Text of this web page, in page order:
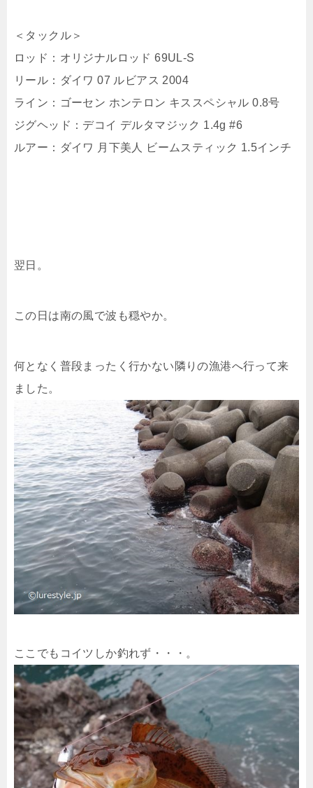
＜タックル＞
ロッド：オリジナルロッド 69UL-S
リール：ダイワ 07 ルビアス 2004
ライン：ゴーセン ホンテロン キススペシャル 0.8号
ジグヘッド：デコイ デルタマジック 1.4g #6
ルアー：ダイワ 月下美人 ビームスティック 1.5インチ
翌日。
この日は南の風で波も穏やか。
何となく普段まったく行かない隣りの漁港へ行って来
ました。
ここでもコイツしか釣れず・・・。